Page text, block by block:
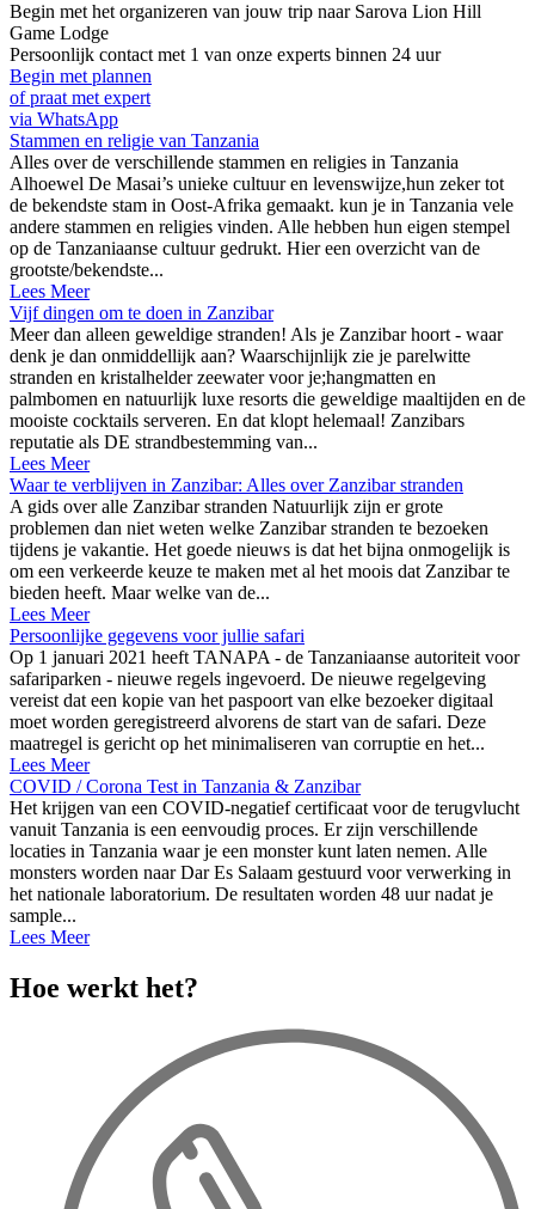
Begin met het organizeren van jouw trip naar Sarova Lion Hill
Game Lodge
Persoonlijk contact met 1 van onze experts binnen 24 uur
Begin met plannen
of praat met expert
via WhatsApp
Stammen en religie van Tanzania
Alles over de verschillende stammen en religies in Tanzania
Alhoewel De Masai’s unieke cultuur en levenswijze,hun zeker tot
de bekendste stam in Oost-Afrika gemaakt. kun je in Tanzania vele
andere stammen en religies vinden. Alle hebben hun eigen stempel
op de Tanzaniaanse cultuur gedrukt. Hier een overzicht van de
grootste/bekendste...
Lees Meer
Vijf dingen om te doen in Zanzibar
Meer dan alleen geweldige stranden! Als je Zanzibar hoort - waar
denk je dan onmiddellijk aan? Waarschijnlijk zie je parelwitte
stranden en kristalhelder zeewater voor je;hangmatten en
palmbomen en natuurlijk luxe resorts die geweldige maaltijden en de
mooiste cocktails serveren. En dat klopt helemaal! Zanzibars
reputatie als DE strandbestemming van...
Lees Meer
Waar te verblijven in Zanzibar: Alles over Zanzibar stranden
A gids over alle Zanzibar stranden Natuurlijk zijn er grote
problemen dan niet weten welke Zanzibar stranden te bezoeken
tijdens je vakantie. Het goede nieuws is dat het bijna onmogelijk is
om een verkeerde keuze te maken met al het moois dat Zanzibar te
bieden heeft. Maar welke van de...
Lees Meer
Persoonlijke gegevens voor jullie safari
Op 1 januari 2021 heeft TANAPA - de Tanzaniaanse autoriteit voor
safariparken - nieuwe regels ingevoerd. De nieuwe regelgeving
vereist dat een kopie van het paspoort van elke bezoeker digitaal
moet worden geregistreerd alvorens de start van de safari. Deze
maatregel is gericht op het minimaliseren van corruptie en het...
Lees Meer
COVID / Corona Test in Tanzania & Zanzibar
Het krijgen van een COVID-negatief certificaat voor de terugvlucht
vanuit Tanzania is een eenvoudig proces. Er zijn verschillende
locaties in Tanzania waar je een monster kunt laten nemen. Alle
monsters worden naar Dar Es Salaam gestuurd voor verwerking in
het nationale laboratorium. De resultaten worden 48 uur nadat je
sample...
Lees Meer
Hoe werkt het?